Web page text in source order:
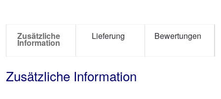
Zusätzliche
Information
Lieferung Bewertungen
Zusätzliche Information